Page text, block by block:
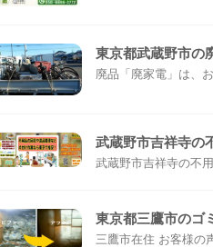
東京都武蔵野市の
廃品「廃家電」は、
武蔵野市吉祥寺の
武蔵野市吉祥寺の不
東京都三鷹市のゴ
三鷹市在住 お客様の